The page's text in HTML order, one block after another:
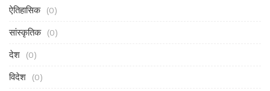
ऐतिहासिक (0)
सांस्कृतिक (0)
देश (0)
विदेश (0)